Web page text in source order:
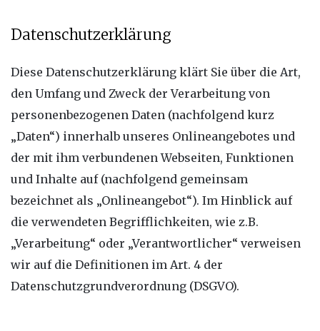
Datenschutzerklärung
Diese Datenschutzerklärung klärt Sie über die Art,
den Umfang und Zweck der Verarbeitung von
personenbezogenen Daten (nachfolgend kurz
„Daten“) innerhalb unseres Onlineangebotes und
der mit ihm verbundenen Webseiten, Funktionen
und Inhalte auf (nachfolgend gemeinsam
bezeichnet als „Onlineangebot“). Im Hinblick auf
die verwendeten Begrifflichkeiten, wie z.B.
„Verarbeitung“ oder „Verantwortlicher“ verweisen
wir auf die Definitionen im Art. 4 der
Datenschutzgrundverordnung (DSGVO).